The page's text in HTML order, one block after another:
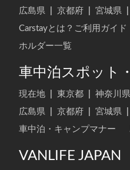
広島県
京都府 宮城県
Carstayとは？ご利用ガイド
ホルダー一覧
車中泊スポット
現在地 東京都 神奈川県
広島県
京都府 宮城県
車中泊・キャンプマナー
VANLIFE JAPAN